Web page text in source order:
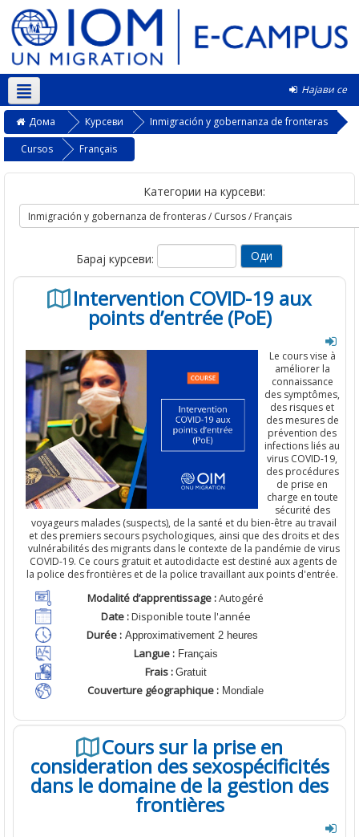
Најави се
Македонски ‎(mk)‎
Дома Курсеви
Inmigración y gobernanza de fronteras
Cursos
Français
Категории на курсеви:
Барај курсеви:
Intervention COVID-19 aux
points d’entrée (PoE)
Le cours vise à
améliorer la
connaissance
des symptômes,
des risques et
des mesures de
prévention des
infections liés au
virus COVID-19,
des procédures
de prise en
charge en toute
sécurité des
voyageurs malades (suspects), de la santé et du bien-être au travail
et des premiers secours psychologiques, ainsi que des droits et des
vulnérabilités des migrants dans le contexte de la pandémie de virus
COVID-19. Ce cours gratuit et autodidacte est destiné aux agents de
la police des frontières et de la police travaillant aux points d'entrée.
Modalité d’apprentissage :Autogéré
Date :Disponible toute l'année
Durée : Approximativement 2 heures
Langue :Français
Frais : Gratuit
Couverture géographique : Mondiale
Cours sur la prise en
consideration des sexospécificités
dans le domaine de la gestion des
frontières